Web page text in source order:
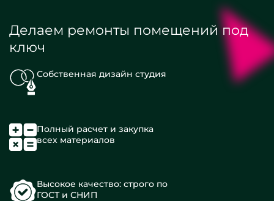
Делаем ремонты помещений под
ключ
Собственная дизайн студия
Полный расчет и закупка
всех материалов
Высокое качество: строго по
ГОСТ и СНИП